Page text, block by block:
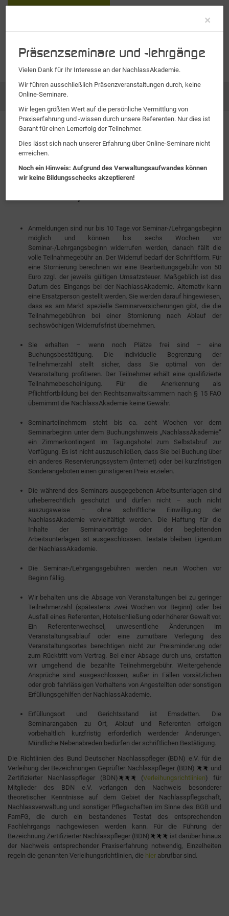
Buchung Seminarbedingungen
Seminarbedingungen (Stand
Anmeldungen sind nur bis 10 Tage vor Seminar-/Lehrgangsbeginn
möglich und können bis sechs Wochen vor
Seminar-/Lehrgangsbeginn widerrufen werden, danach fällt die
volle Teilnahmegebühr an. Der Widerruf bedarf der Schriftform. Für
eine Stornierung berechnen wir eine Bearbeitungsgebühr von 50
Euro zzgl. der jeweils gültigen Umsatzsteuer. Maßgeblich ist das
Datum des Eingangs bei der NachlassAkademie. Alternativ kann
eine Ersatzperson gestellt werden. Sie werden darauf hingewiesen,
dass es am Markt spezielle Seminarversicherungen gibt, die die
Teilnahmegebühren bei einer Stornierung nach Ablauf der
sechswöchigen Widerrufsfrist übernehmen.
Sie erhalten – wenn noch Plätze frei sind – eine
Buchungsbestätigung. Die individuelle Begrenzung der
Teilnehmerzahl stellt sicher, dass Sie optimal von der
Veranstaltung profitieren. Der Teilnehmer erhält eine qualifizierte
Teilnahmebescheinigung. Für die Anerkennung als
Pflichtfortbildung bei den Rechtsanwaltskammern nach § 15 FAO
übernimmt die NachlassAkademie keine Gewähr.
Seminarteilnehmern steht bis ca. acht Wochen vor dem
Seminarbeginn unter dem Buchungshinweis „NachlassAkademie“
ein Zimmerkontingent im Tagungshotel zum Selbstabruf zur
Verfügung. Es ist nicht auszuschließen, dass Sie bei Buchung über
ein anderes Reservierungssystem (Internet) oder bei kurzfristigen
Sonderangeboten einen günstigeren Preis erzielen.
Die während des Seminars ausgegebenen Arbeitsunterlagen sind
urheberrechtlich geschützt und dürfen nicht – auch nicht
auszugsweise – ohne schriftliche Einwilligung der
NachlassAkademie vervielfältigt werden. Die Haftung für die
Inhalte der Seminarvorträge oder der begleitenden
Arbeitsunterlagen ist ausgeschlossen. Testate bleiben Eigentum
der NachlassAkademie.
Die Seminar-/Lehrgangsgebühren werden neun Wochen vor
Beginn fällig.
Wir behalten uns die Absage von Veranstaltungen bei zu geringer
Teilnehmerzahl (spätestens zwei Wochen vor Beginn) oder bei
Ausfall eines Referenten, Hotelschließung oder höherer Gewalt vor.
Ein Referentenwechsel, unwesentliche Änderungen im
Veranstaltungsablauf oder eine zumutbare Verlegung des
Veranstaltungsortes berechtigen nicht zur Preisminderung oder
zum Rücktritt vom Vertrag. Bei einer Absage durch uns, erstatten
wir umgehend die bezahlte Teilnehmergebühr. Weitergehende
Ansprüche sind ausgeschlossen, außer in Fällen vorsätzlichen
oder grob fahrlässigen Verhaltens von Angestellten oder sonstigen
Erfüllungsgehilfen der NachlassAkademie.
Erfüllungsort und Gerichtsstand ist Emsdetten. Die
Seminarangaben zu Ort, Ablauf und Referenten erfolgen
vorbehaltlich kurzfristig erforderlich werdender Änderungen.
Mündliche Nebenabreden bedürfen der schriftlichen Bestätigung.
Die Richtlinien des Bund Deutscher Nachlasspfleger (BDN) e.V. für die
Verleihung der Bezeichnungen Geprüfter Nachlasspfleger (BDN)
und
Zertifizierter Nachlasspfleger (BDN)
(Verleihungsrichtlinien) für
Mitglieder des BDN e.V. verlangen den Nachweis besonderer
theoretischer Kenntnisse auf dem Gebiet der Nachlasspflegschaft,
Nachlassverwaltung und sonstiger Pflegschaften im Sinne des BGB und
FamFG, die durch ein bestandenes Testat des entsprechenden
Fachlehrgangs nachgewiesen werden kann. Für die Führung der
Bezeichnung Zertifizierter Nachlasspfleger (BDN)
ist darüber hinaus
der Nachweis entsprechender Praxiserfahrung notwendig, Einzelheiten
regeln die genannten Verleihungsrichtlinien, die hier abrufbar sind.
×
Präsenzseminare und -lehrgänge
Vielen Dank für Ihr Interesse an der NachlassAkademie.
Wir führen ausschließlich Präsenzveranstaltungen durch, keine
Online-Seminare.
Wir legen größten Wert auf die persönliche Vermittlung von
Praxiserfahrung und -wissen durch unsere Referenten. Nur dies ist
Garant für einen Lernerfolg der Teilnehmer.
Dies lässt sich nach unserer Erfahrung über Online-Seminare nicht
errreichen.
Noch ein Hinweis: Aufgrund des Verwaltungsaufwandes können
wir keine Bildungsschecks akzeptieren!